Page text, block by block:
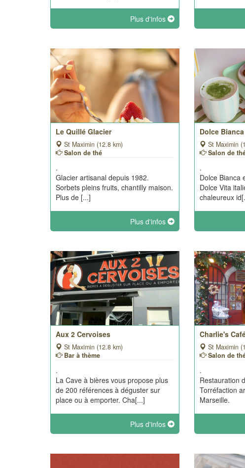
Plus d'infos
Le Quillé Glacier
St Maximin (12.8 km)
Salon de thé
.
Glacier artisanal depuis 1982.
Sorbets pleins fruits, chantilly maison.
Plus de [...]
Plus d'infos
Dolce Bianca
St Maximin
Salon de
.
Dolce Bianca
Dolce Vita
chaleureux
Aux 2 Cervoises
St Maximin (12.8 km)
Bar à thème
.
La Cave à bières vous propose plus
de 200 références à déguster sur
place ou à emporter. Cha[...]
Plus d'infos
Charlie's
St Maximin
Salon de
.
Restauration
Torréfaction
Marseille.